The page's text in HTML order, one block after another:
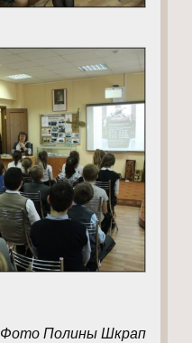
Фото Полины Шкрап